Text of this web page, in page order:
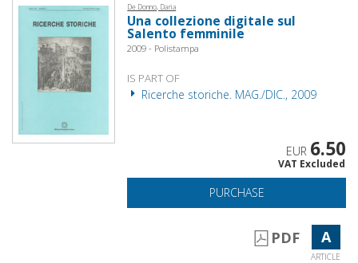
De Donno, Daria
Una collezione digitale sul
Salento femminile
2009 - Polistampa
IS PART OF
Ricerche storiche. MAG./DIC., 2009
EUR 6.50
VAT Excluded
PURCHASE
PDF A
ARTICLE